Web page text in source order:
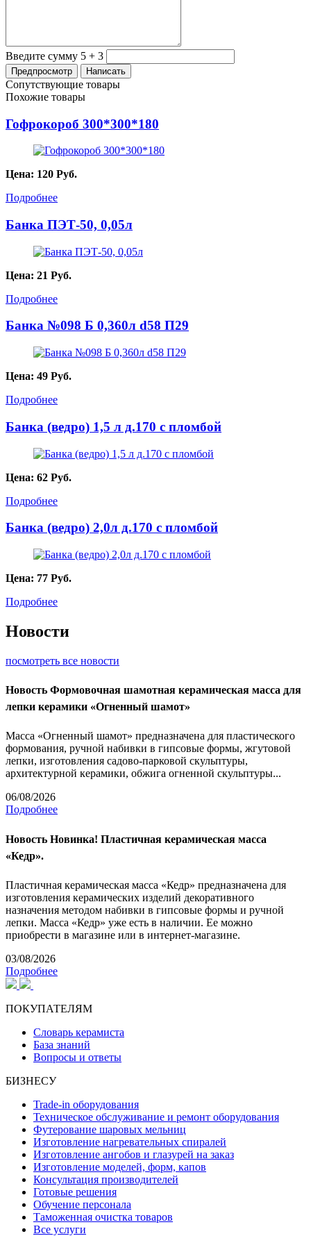
Введите сумму 5 + 3
Сопутствующие товары
Похожие товары
Гофрокороб 300*300*180
Цена: 120 Руб.
Подробнее
Банка ПЭТ-50, 0,05л
Цена: 21 Руб.
Подробнее
Банка №098 Б 0,360л d58 П29
Цена: 49 Руб.
Подробнее
Банка (ведро) 1,5 л д.170 с пломбой
Цена: 62 Руб.
Подробнее
Банка (ведро) 2,0л д.170 с пломбой
Цена: 77 Руб.
Подробнее
Новости
посмотреть все новости
Новость Формовочная шамотная керамическая масса для
лепки керамики «Огненный шамот»
Масса «Огненный шамот» предназначена для пластического
формования, ручной набивки в гипсовые формы, жгутовой
лепки, изготовления садово-парковой скульптуры,
архитектурной керамики, обжига огненной скульптуры...
06/08/2026
Подробнее
Новость Новинка! Пластичная керамическая масса
«Кедр».
Пластичная керамическая масса «Кедр» предназначена для
изготовления керамических изделий декоративного
назначения методом набивки в гипсовые формы и ручной
лепки. Масса «Кедр» уже есть в наличии. Ее можно
приобрести в магазине или в интернет-магазине.
03/08/2026
Подробнее
ПОКУПАТЕЛЯМ
Словарь керамиста
База знаний
Вопросы и ответы
БИЗНЕСУ
Trade-in оборудования
Техническое обслуживание и ремонт оборудования
Футерование шаровых мельниц
Изготовление нагревательных спиралей
Изготовление ангобов и глазурей на заказ
Изготовление моделей, форм, капов
Консультация производителей
Готовые решения
Обучение персонала
Таможенная очистка товаров
Все услуги